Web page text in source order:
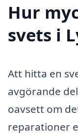
Hur
svets i
Att hitta en
avgörande
oavsett om
reparationer